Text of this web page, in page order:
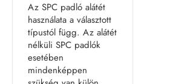
Az SPC padló alátét
használata a választott
típustól függ. Az alátét
nélküli SPC padlók
esetében
mindenképpen